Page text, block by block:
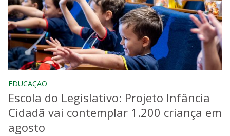
EDUCAÇÃO
Escola do Legislativo: Projeto Infância
Cidadã vai contemplar 1.200 criança em
agosto